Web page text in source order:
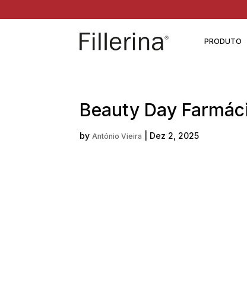
PRODUTO
Beauty Day
by António Vieira Dez 2, 2025